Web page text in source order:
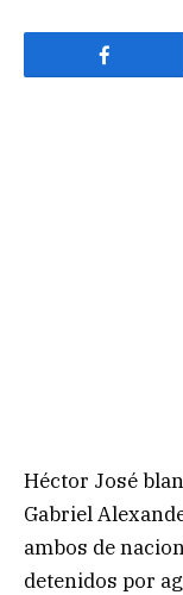
Héctor José
Gabriel
ambos de
detenidos por